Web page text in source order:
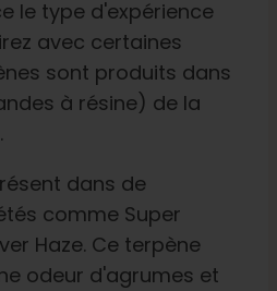
le type d'expérience
avec certaines
sont produits dans
à résine) de la
dans de
comme Super
Haze. Ce terpène
odeur d'agrumes et